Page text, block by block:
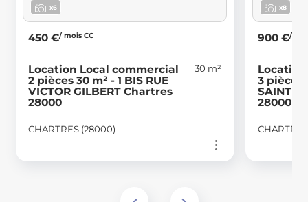
x6
450 €/ mois CC
Location Local commercial
2 pièces 30 m² - 1 BIS RUE
VICTOR GILBERT Chartres
28000
30 m²
CHARTRES (28000)
x8
900 €/
3 pièces
SAINT
28000